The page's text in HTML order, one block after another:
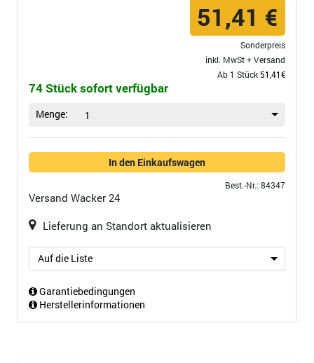
51,41 €
Sonderpreis
inkl. MwSt +Versand
Ab 1 Stück 51,41€
74 Stück sofort verfügbar
Menge: 1
In den Einkaufswagen
Best.-Nr.: 84347
Versand Wacker 24
Lieferung an Standort aktualisieren
Auf die Liste
Garantiebedingungen
Herstellerinformationen